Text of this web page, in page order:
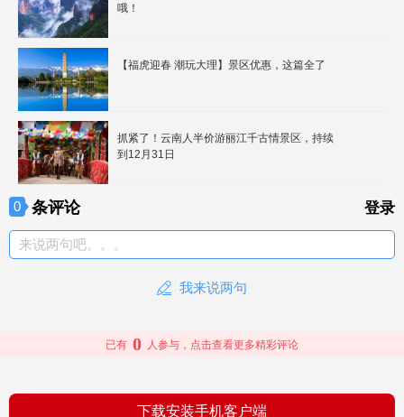
哦！
【福虎迎春 潮玩大理】景区优惠，这篇全了
抓紧了！云南人半价游丽江千古情景区，持续
到12月31日
0 条评论 登录
来说两句吧。。。
我来说两句
已有 0 人参与，点击查看更多精彩评论
下载安装手机客户端